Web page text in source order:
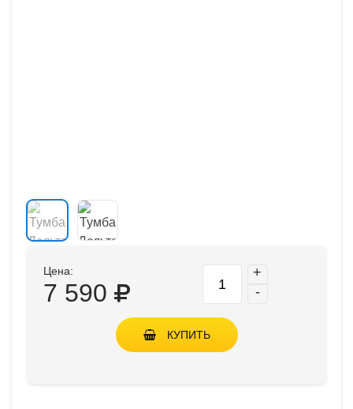
Цена:
7 590
+
-
КУПИТЬ